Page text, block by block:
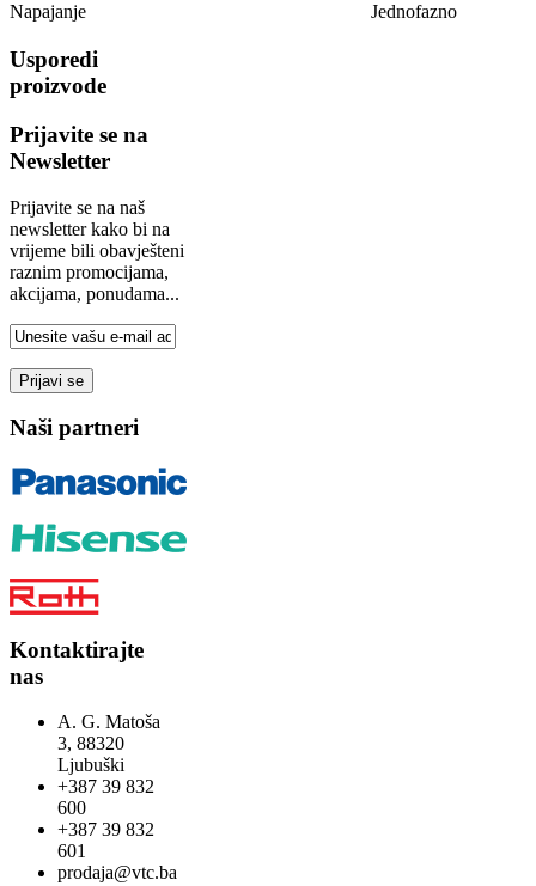
Napajanje
Jednofazno
Usporedi
proizvode
Prijavite se na
Newsletter
Prijavite se na naš
newsletter kako bi na
vrijeme bili obavješteni
raznim promocijama,
akcijama, ponudama...
Naši partneri
Kontaktirajte
nas
A. G. Matoša
3, 88320
Ljubuški
+387 39 832
600
+387 39 832
601
prodaja@vtc.ba